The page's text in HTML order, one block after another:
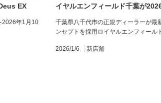
EX
2026年1⽉10
イヤルエンフィールド千葉が
千葉県八千代市の正規ディーラーが最
ンセプトを採用ロイヤルエンフィール
2026/1/6 新店舗